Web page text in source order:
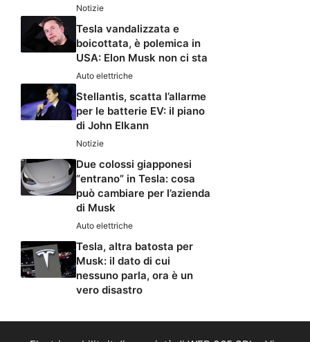
Notizie
Tesla vandalizzata e
boicottata, è polemica in
USA: Elon Musk non ci sta
Auto elettriche
Stellantis, scatta l’allarme
per le batterie EV: il piano
di John Elkann
Notizie
Due colossi giapponesi
“entrano” in Tesla: cosa
può cambiare per l’azienda
di Musk
Auto elettriche
Tesla, altra batosta per
Musk: il dato di cui
nessuno parla, ora è un
vero disastro